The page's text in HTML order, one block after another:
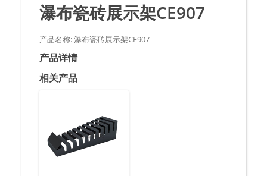
瀑布瓷砖展示架CE907
产品名称: 瀑布瓷砖展示架CE907
产品详情
相关产品